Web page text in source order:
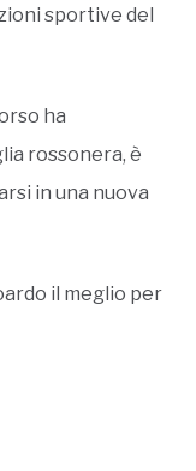
sportive del
ha
rossonera, è
in una nuova
il meglio per